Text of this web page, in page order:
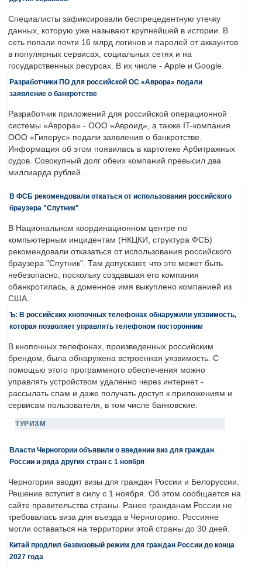
Специалисты зафиксировали беспрецедентную утечку
данных, которую уже называют крупнейшей в истории. В
сеть попали почти 16 млрд логинов и паролей от аккаунтов
в популярных сервисах, социальных сетях и на
государственных ресурсах. В их числе - Apple и Google.
Разработчики ПО для российской ОС «Аврора» подали
заявление о банкротстве
Разработчик приложений для российской операционной
системы «Аврора» - ООО «Авроид», а также IT-компания
ООО «Гиперус» подали заявления о банкротстве.
Информация об этом появилась в картотеке Арбитражных
судов. Совокупный долг обеих компаний превысил два
миллиарда рублей.
В ФСБ рекомендовали откаться от использования российского
браузера "Спутник"
В Национальном координационном центре по
компьютерным инцидентам (НКЦКИ, структура ФСБ)
рекомендовали отказаться от использования российского
браузера "Спутник". Там допускают, что это может быть
небезопасно, поскольку создавшая его компания
обанкротилась, а доменное имя выкуплено компанией из
США.
Ъ: В российских кнопочных телефонах обнаружили уязвимость,
которая позволяет управлять телефоном посторонним
В кнопочных телефонах, произведенных российским
брендом, была обнаружена встроенная уязвимость. С
помощью этого программного обеспечения можно
управлять устройством удаленно через интернет -
рассылать спам и даже получать доступ к приложениям и
сервисам пользователя, в том числе банковские.
ТУРИЗМ
Власти Черногории объявили о введении виз для граждан
России и ряда других стран с 1 ноября
Черногория вводит визы для граждан России и Белоруссии.
Решение вступит в силу с 1 ноября. Об этом сообщается на
сайте правительства страны. Ранее гражданам России не
требовалась виза для въезда в Черногорию. Россияне
могли оставаться на территории этой страны до 30 дней.
Китай продлил безвизовый режим для граждан России до конца
2027 года